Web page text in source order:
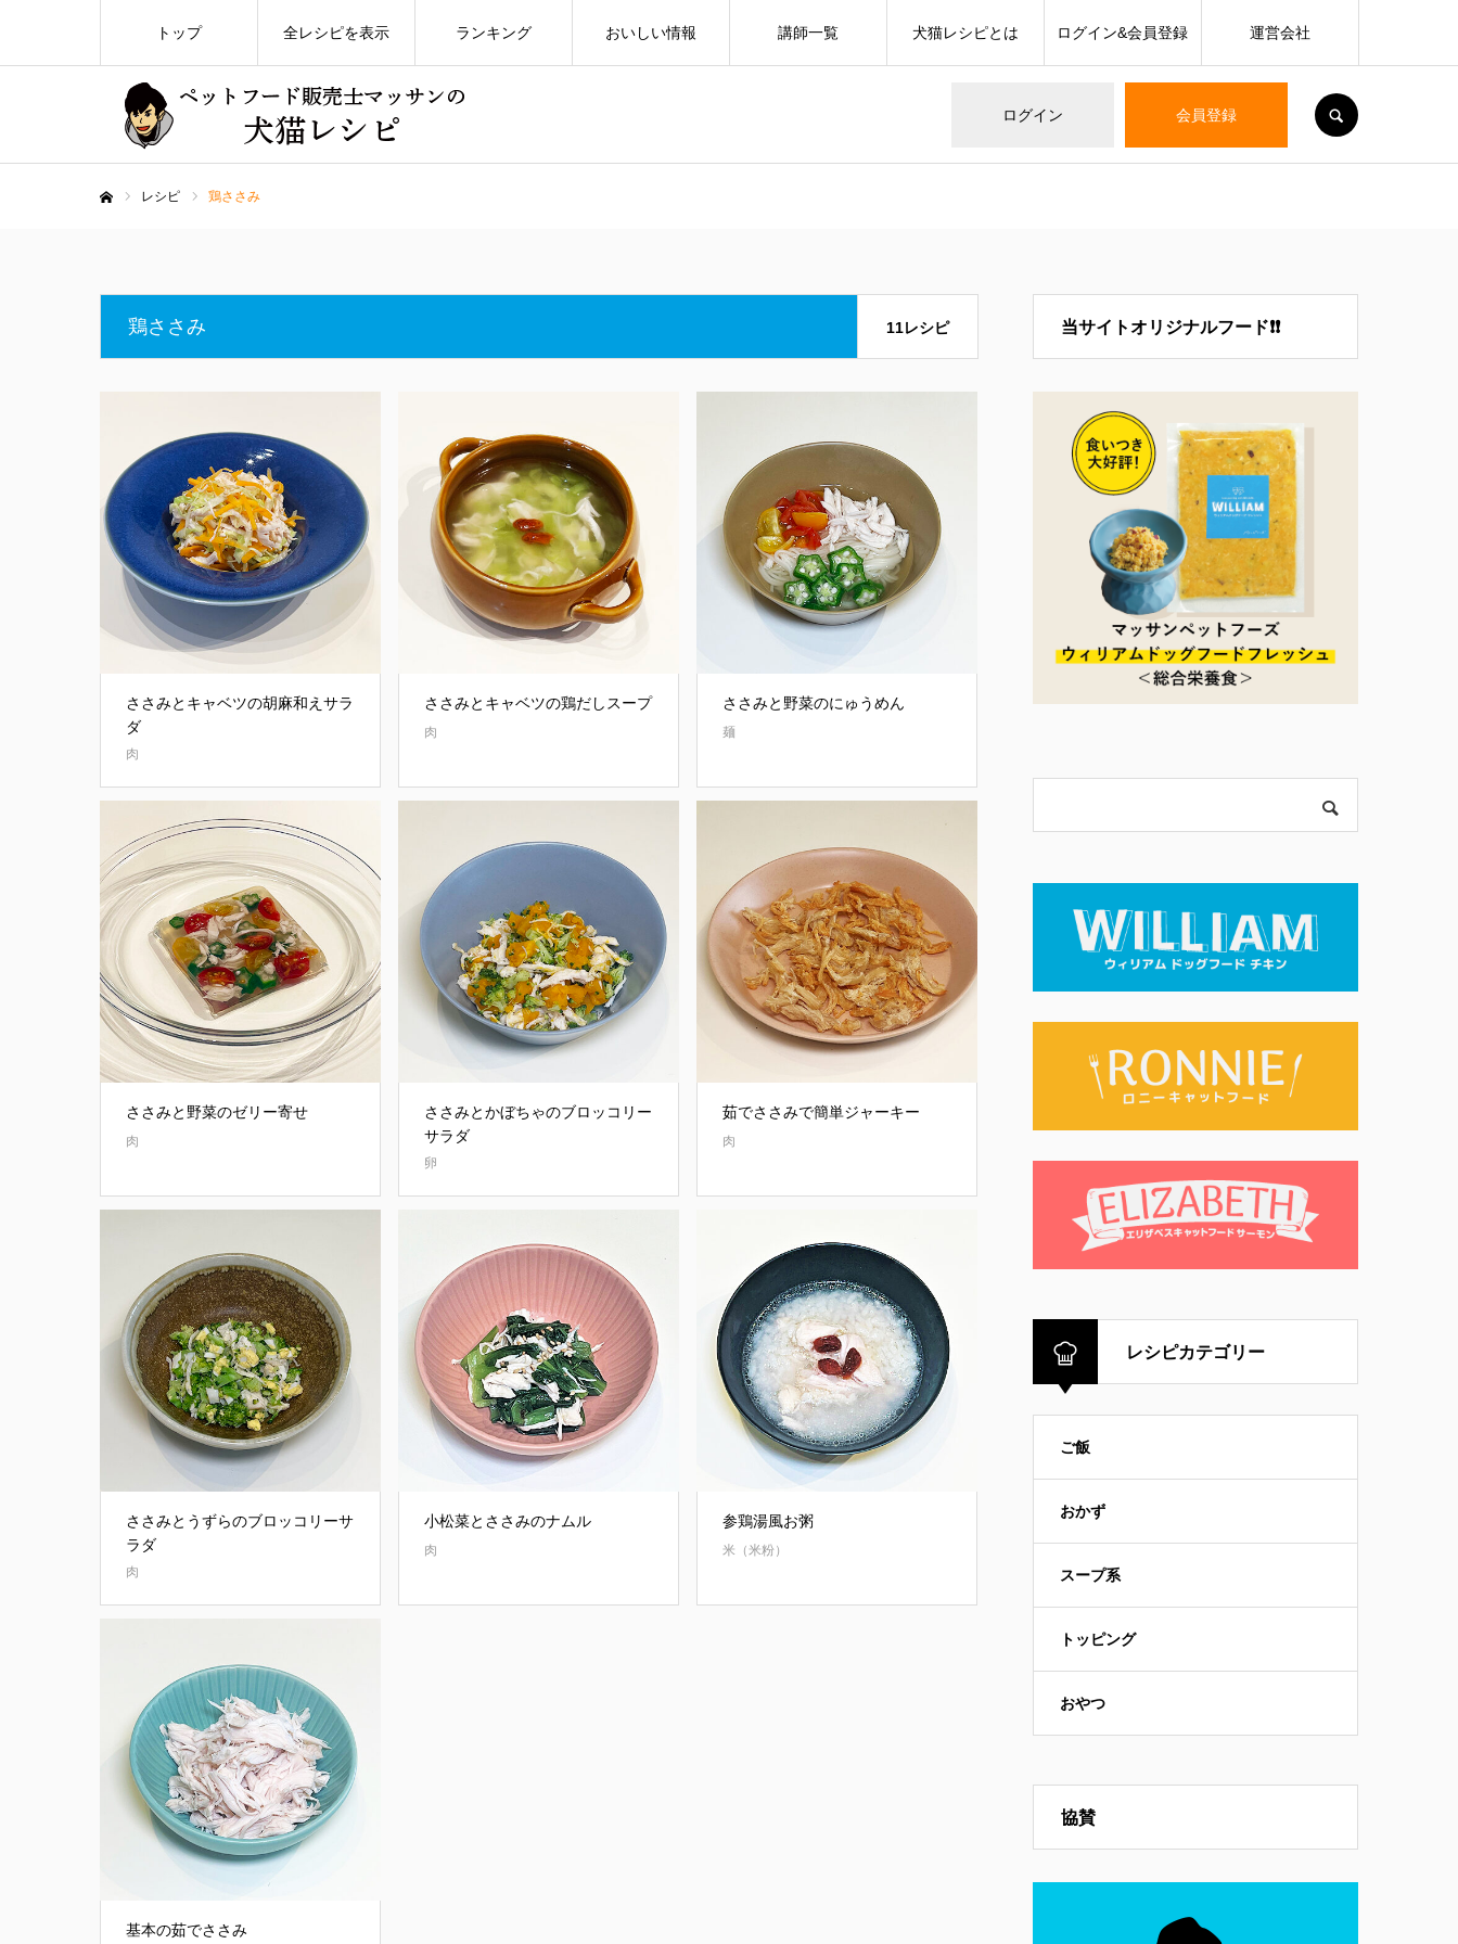
ログイン 会員登録
トップ 全レシピを表示 ランキング おいしい情報 講師一覧 犬猫レシピとは ログイン&会員登録 運営会社
レシピ 鶏ささみ
鶏ささみ 11レシピ
ささみとキャベツの胡麻和えサラ
ダ
肉
ささみとキャベツの鶏だしスープ
肉
ささみと野菜のにゅうめん
麺
ささみと野菜のゼリー寄せ
肉
ささみとかぼちゃのブロッコリー
サラダ
卵
茹でささみで簡単ジャーキー
肉
ささみとうずらのブロッコリーサ
ラダ
肉
小松菜とささみのナムル
肉
参鶏湯風お粥
米（米粉）
基本の茹でささみ
当サイトオリジナルフード❗❗
レシピカテゴリー
ご飯
おかず
スープ系
トッピング
おやつ
協賛